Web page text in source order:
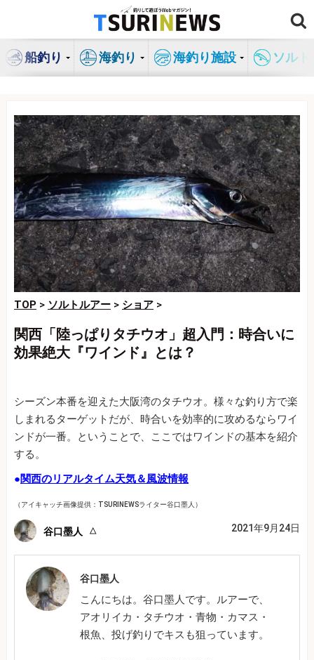
ン
船釣り 海釣り 海釣り施設 ソル
TOP > ソルトルアー > ショア >
関西「陸っぱりタチウオ」超入門：時合いに
効果絶大『ワインド』とは？
シーズン本番を迎えた大阪湾のタチウオ。様々な釣り方で楽
しまれるターゲットだが、時合いを効率的に攻めるならワイ
ンドが一番。ということで、ここではワインドの基本を紹介
する。
●関西のリアルタイム天気＆風波情報
（アイキャッチ画像提供：TSURINEWSライター谷口墨人）
谷口墨人 2021年9月24日
谷口墨人
こんにちは。谷口墨人です。ルアーで、
アオリイカ・タチウオ・青物・カマス・
根魚、投げ釣りでキスも狙っています。